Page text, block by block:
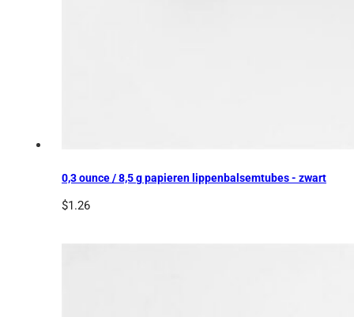
0,3 ounce / 8,5 g papieren lippenbalsemtubes - zwart
$1.26